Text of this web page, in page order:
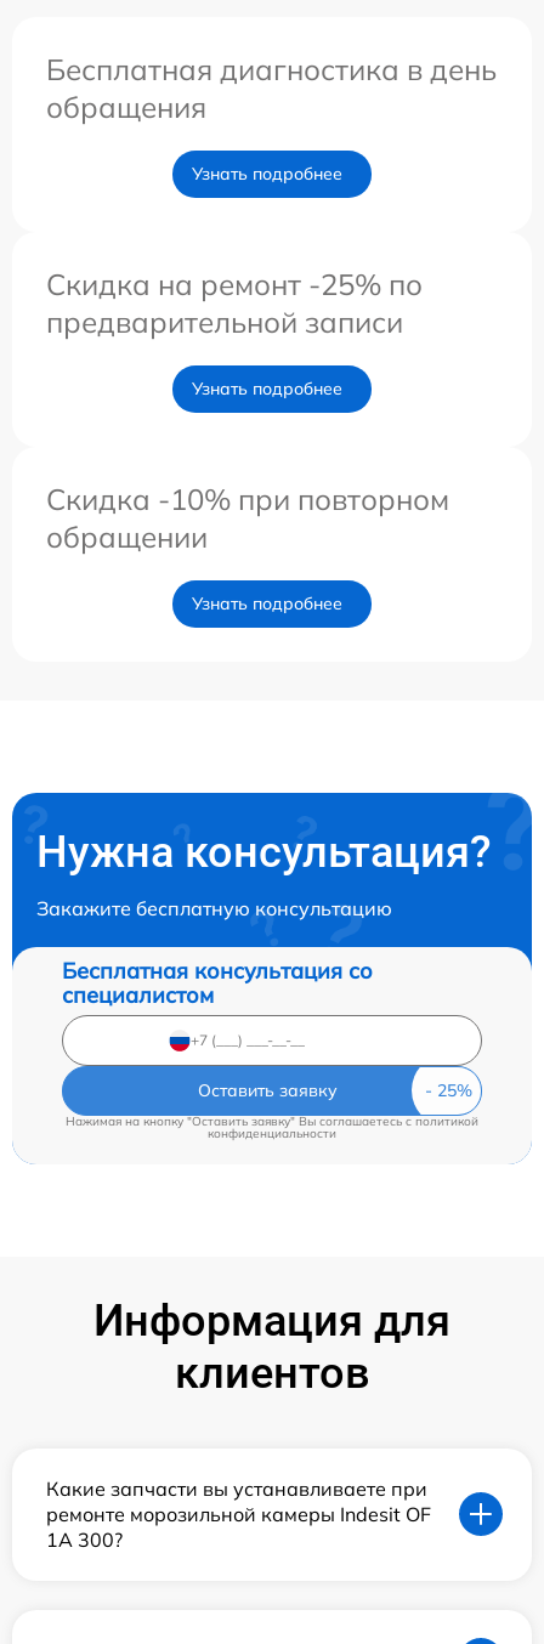
Бесплатная диагностика в день
обращения
Узнать подробнее
Скидка на ремонт -25% по
предварительной записи
Узнать подробнее
Скидка -10% при повторном
обращении
Узнать подробнее
Нужна консультация?
Закажите бесплатную консультацию
Бесплатная консультация со
специалистом
Оставить заявку
Нажимая на кнопку "Оставить заявку" Вы соглашаетесь cполитикой
конфиденциальности
Информация для
клиентов
Какие запчасти вы устанавливаете при
ремонте морозильной камеры Indesit OF
1A 300?